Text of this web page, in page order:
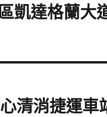
凱達格蘭
清消捷運車